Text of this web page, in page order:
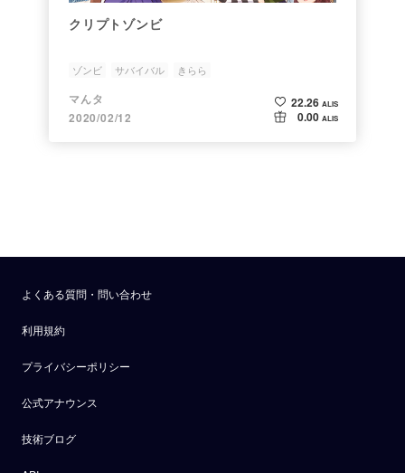
クリプトゾンビ
ゾンビ サバイバル きらら
マんタ
2020/02/12
22.26 ALIS
0.00 ALIS
よくある質問・問い合わせ
利用規約
プライバシーポリシー
公式アナウンス
技術ブログ